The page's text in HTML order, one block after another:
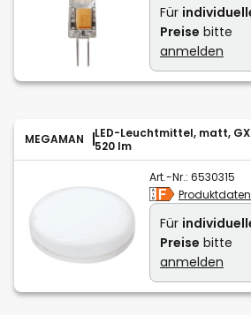
Für
Preise bitte
anmelden
MEGAMAN
LED-Leuchtmittel, matt,
520 lm
Art.-Nr.: 6530315
Für
Preise bitte
anmelden